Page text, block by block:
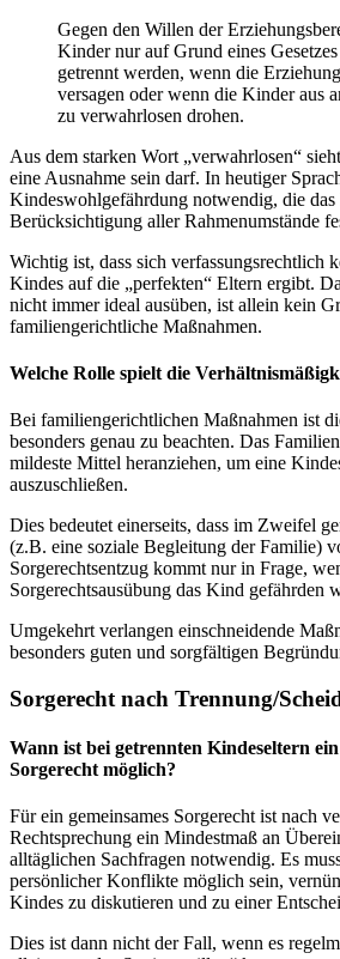
Gegen den Willen der
Kinder nur auf Grund eines
getrennt werden, wenn die
versagen oder wenn die Kinder aus
zu verwahrlosen drohen.
Aus dem starken Wort „verwahrlosen“
eine Ausnahme sein darf. In heutiger
Kindeswohlgefährdung notwendig, die
Berücksichtigung aller Rahmenumstände
Wichtig ist, dass sich verfassungsrechtlich
Kindes auf die „perfekten“ Eltern ergibt.
nicht immer ideal ausüben, ist allein kein
familiengerichtliche Maßnahmen.
Welche Rolle spielt die
Bei familiengerichtlichen Maßnahmen ist
besonders genau zu beachten. Das
mildeste Mittel heranziehen, um eine
auszuschließen.
Dies bedeutet einerseits, dass im Zweifel
(z.B. eine soziale Begleitung der Familie)
Sorgerechtsentzug kommt nur in Frage,
Sorgerechtsausübung das Kind gefährden
Umgekehrt verlangen einschneidende
besonders guten und sorgfältigen
Sorgerecht nach Trennung/
Wann ist bei getrennten Kindeseltern ein
Sorgerecht möglich?
Für ein gemeinsames Sorgerecht ist nach
Rechtsprechung ein Mindestmaß an
alltäglichen Sachfragen notwendig. Es
persönlicher Konflikte möglich sein,
Kindes zu diskutieren und zu einer
Dies ist dann nicht der Fall, wenn es